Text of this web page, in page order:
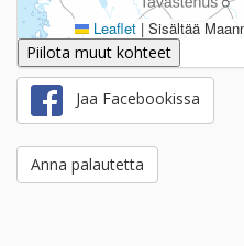
Leaflet | Sisältää
Piilota muut kohteet
Jaa Facebookissa
Anna palautetta